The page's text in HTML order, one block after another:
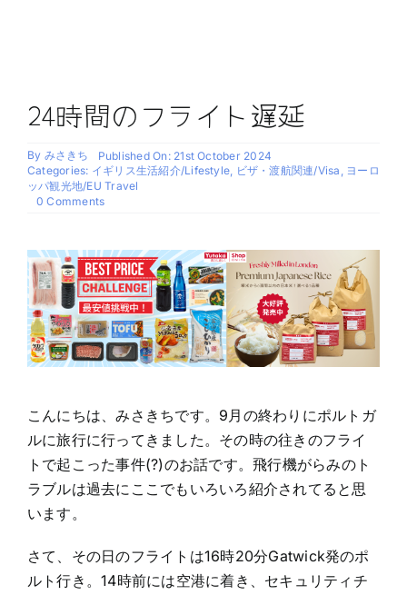
24時間のフライト遅延
By みさきち
Published On: 21st October 2024
Categories: イギリス生活紹介/Lifestyle, ビザ・渡航関連/Visa , ヨーロ
ッパ観光地/EU Travel
0 Commentson
の
フ
ラ
イ
ト
遅
延
こんにちは、みさきちです。9月の終わりにポルトガ
ルに旅行に行ってきました。その時の往きのフライ
トで起こった事件(?)のお話です。飛行機がらみのト
ラブルは過去にここでもいろいろ紹介されてると思
います。
さて、その日のフライトは16時20分Gatwick発のポ
ルト行き。14時前には空港に着き、セキュリティチ